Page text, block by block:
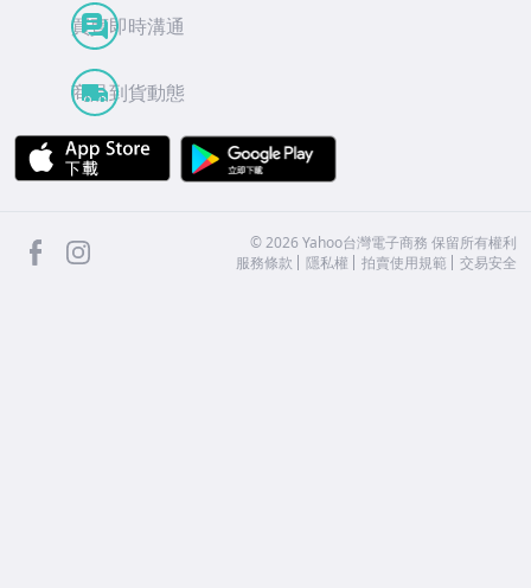
買賣即時溝通
商品到貨動態
APP Store
facebook ©2026 Yahoo台灣電子商務 保留所有權利
服務條款
隱私權 拍賣使用規範 交易安全